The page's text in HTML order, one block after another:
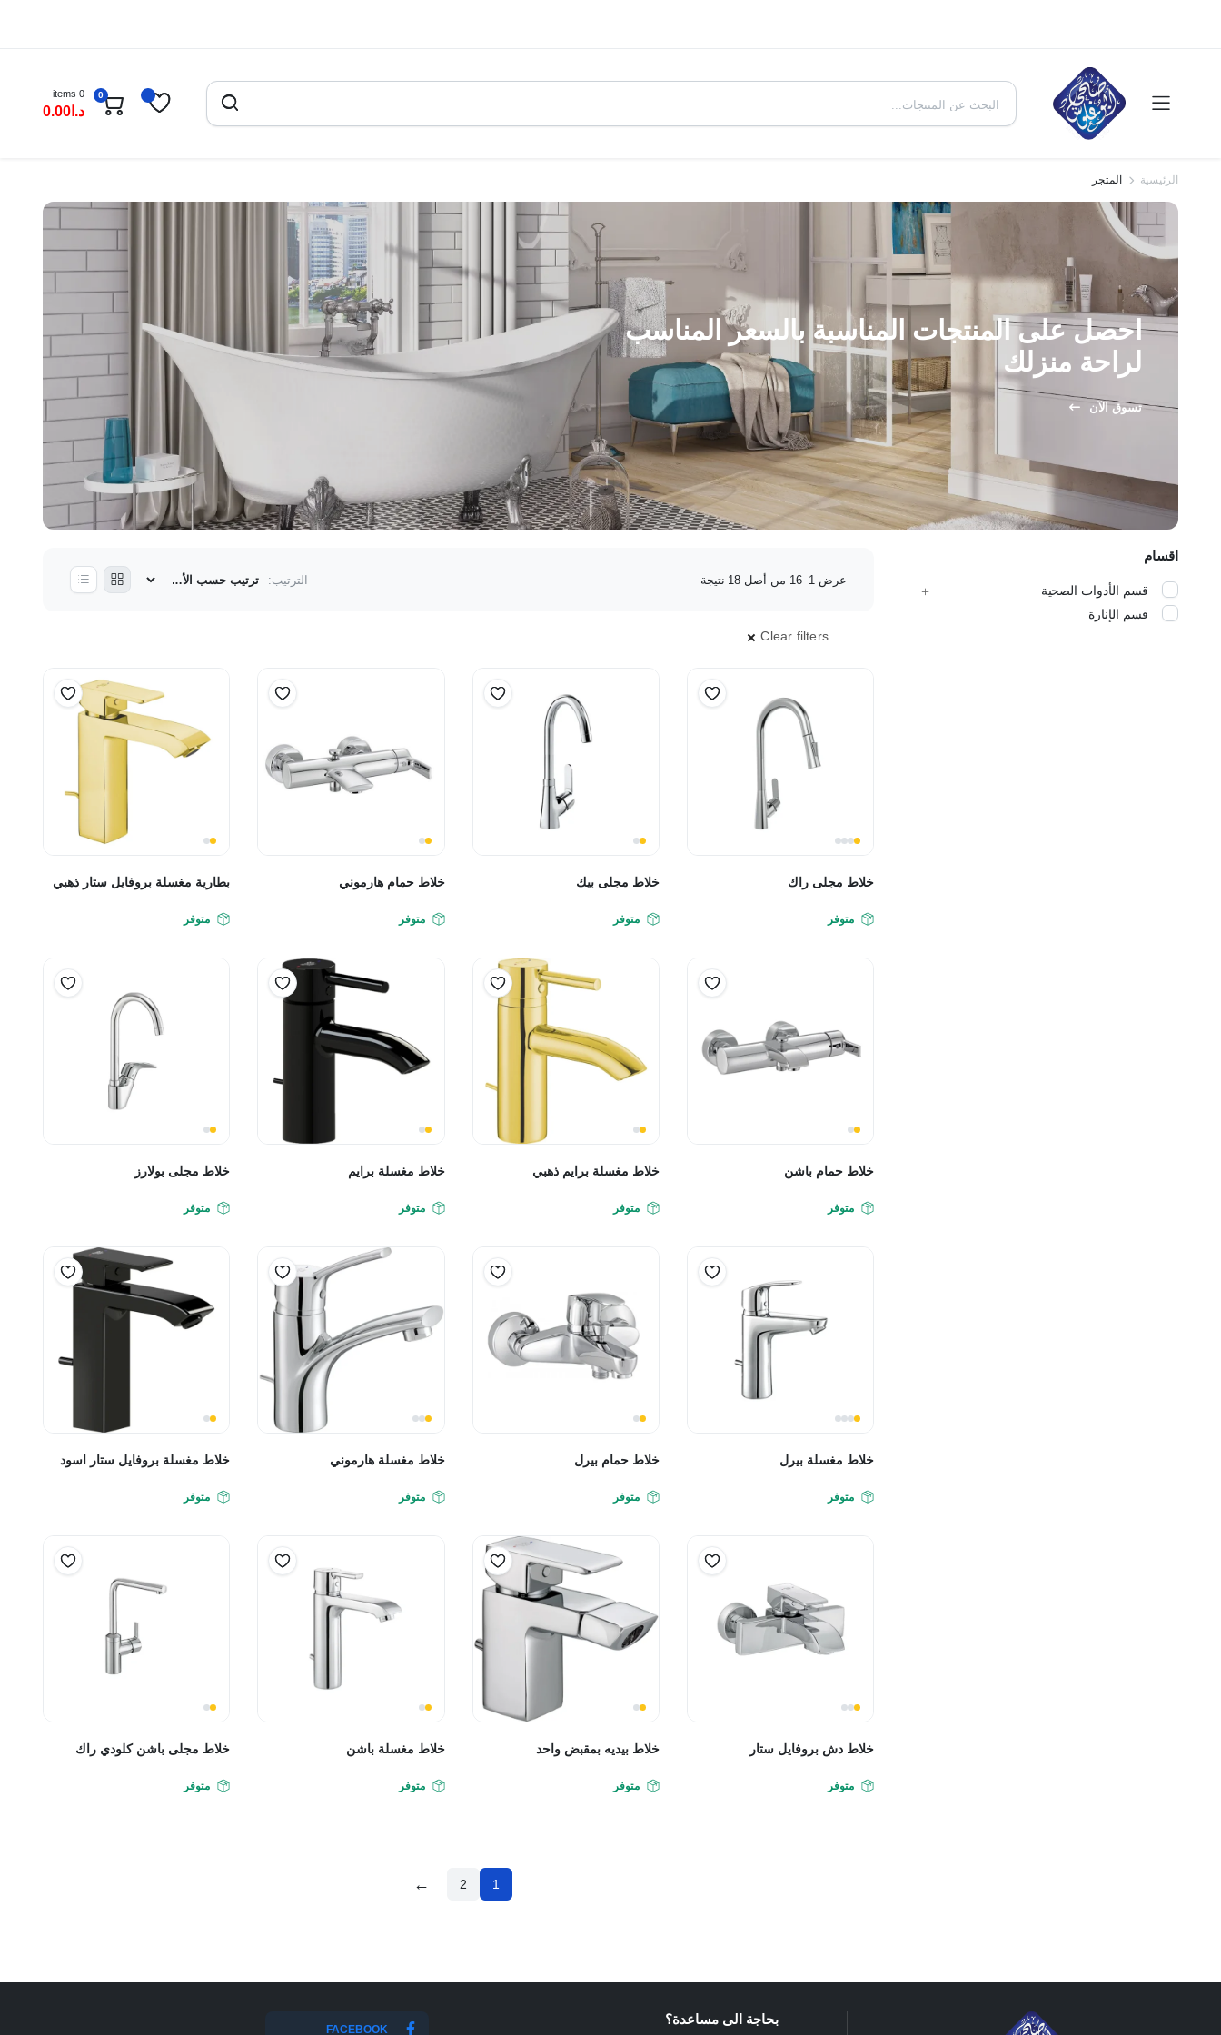
0
0 items
د.ا0.00
الرئيسية المتجر
احصل على المنتجات المناسبة بالسعر المناسب
لراحة منزلك
تسوق الآن
عرض 1–16 من أصل 18 نتيجة الترتيب:
Clear filters
خلاط مجلى راك
متوفر
خلاط مجلى بيك
متوفر
خلاط حمام هارموني
متوفر
بطارية مغسلة بروفايل ستار ذهبي
متوفر
خلاط حمام باشن
متوفر
خلاط مغسلة برايم ذهبي
متوفر
خلاط مغسلة برايم
متوفر
خلاط مجلى بولارز
متوفر
خلاط مغسلة بيرل
متوفر
خلاط حمام بيرل
متوفر
خلاط مغسلة هارموني
متوفر
خلاط مغسلة بروفايل ستار اسود
متوفر
خلاط دش بروفايل ستار
متوفر
خلاط بيديه بمقبض واحد
متوفر
خلاط مغسلة باشن
متوفر
خلاط مجلى باشن كلودي راك
متوفر
1
2
←
اقسام
قسم الأدوات الصحية
قسم الإنارة
بحاجة الى مساعدة؟
FACEBOOK